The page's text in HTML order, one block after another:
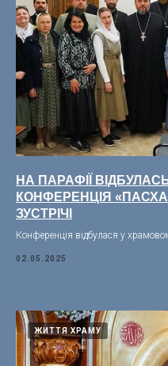
НА ПАРАФІЇ
КОНФЕРЕНЦІЯ
ЗУСТРІЧІ
Конференція відбулася у
02.05.2025
ЖИТТЯ ХРАМУ